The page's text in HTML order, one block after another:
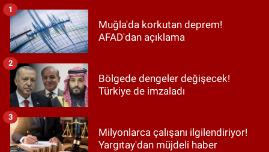
Muğla'da korkutan deprem!
AFAD'dan açıklama
1
Bölgede dengeler değişecek!
Türkiye de imzaladı
2
Milyonlarca çalışanı ilgilendiriyor!
Yargıtay'dan müjdeli haber
3